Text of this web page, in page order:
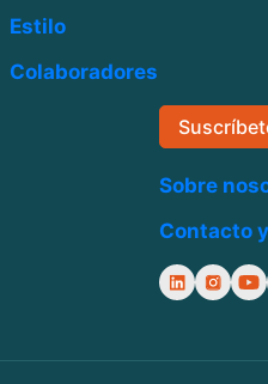
Estilo
Colaboradores
Sobre
Contacto